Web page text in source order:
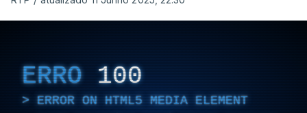
ERRO 100
ERROR ON HTML5 MEDIA ELEMENT